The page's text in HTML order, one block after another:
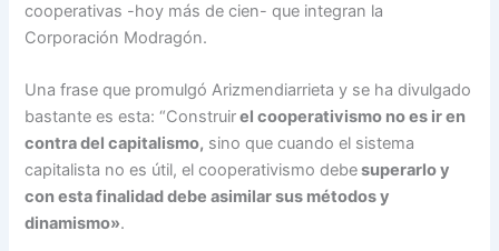
cooperativas -hoy más de cien- que integran la
Corporación Modragón.
Una frase que promulgó Arizmendiarrieta y se ha divulgado
bastante es esta: “Construirel cooperativismo no es ir en
contra del capitalismo, sino que cuando el sistema
capitalista no es útil, el cooperativismo debesuperarlo y
con esta finalidad debe asimilar sus métodos y
dinamismo».